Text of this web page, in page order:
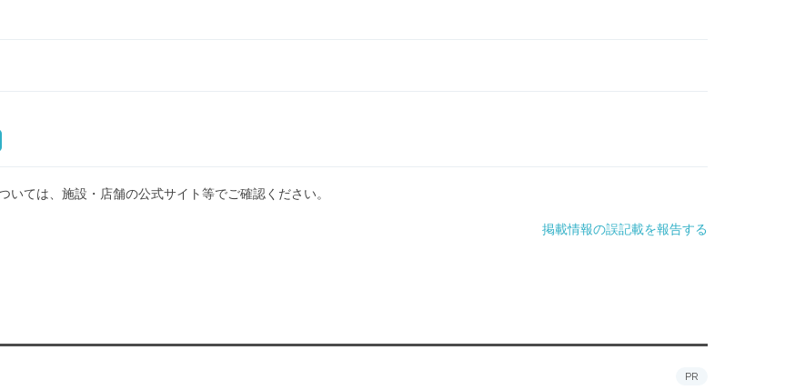
ては、施設・店舗の公式サイト等でご確認ください。
掲載情報の誤記載を報告する
PR